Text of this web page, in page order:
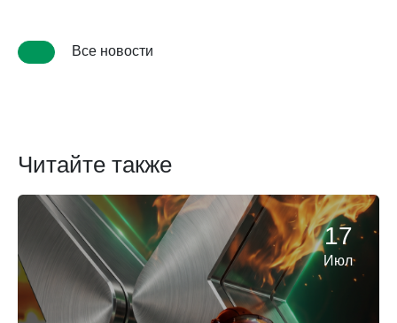
Все новости
Читайте также
17
Июл